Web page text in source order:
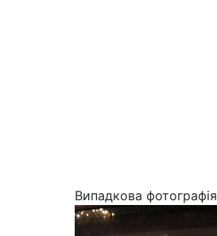
Випадкова фотографія